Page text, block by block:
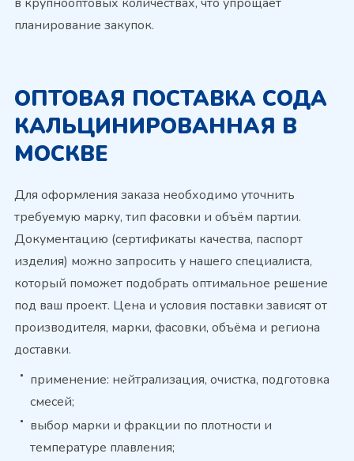
планирование закупок.
ОПТОВАЯ ПОСТАВКА СОДА
КАЛЬЦИНИРОВАННАЯ В
МОСКВЕ
Для оформления заказа необходимо уточнить
требуемую марку, тип фасовки и объём партии.
Документацию (сертификаты качества, паспорт
изделия) можно запросить у нашего специалиста,
который поможет подобрать оптимальное решение
под ваш проект. Цена и условия поставки зависят от
производителя, марки, фасовки, объёма и региона
доставки.
применение: нейтрализация, очистка, подготовка
смесей;
выбор марки и фракции по плотности и
температуре плавления;